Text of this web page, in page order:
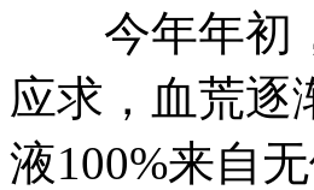
触目惊心凤爪加工窝点
今年年初，
应求，血荒逐
液100%来自